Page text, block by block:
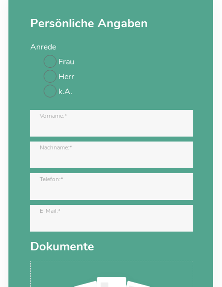
Persönliche Angaben
Anrede
Frau
Herr
k.A.
Vorname:*
Nachname:*
Telefon:*
E-Mail:*
Dokumente